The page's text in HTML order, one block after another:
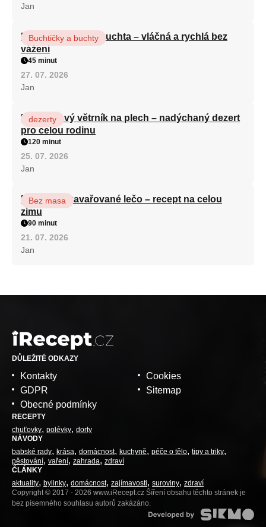
Jan
Hrnková maková buchta – vláčná a rychlá bez
vážení
Buchtičky a buchty
45 minut
27. 07. 2026
Jan
Karamelový větrník na plech – nadýchaný dezert
pro celou rodinu
dezerty
120 minut
25. 07. 2026
Jan
Babiččino zavařované lečo – recept na celou
zimu
Bez masa
90 minut
21. 07. 2026
Jan
DŮLEŽITÉ ODKAZY
Kontakty
GDPR
Obecné podmínky
Cookies
Sitemap
RECEPTY
chuťovky polévky dorty
NÁVODY
babské rady krása domácnost kuchyně péče o tělo tipy a triky
pěstování vaření zahrada
zdraví
ČLÁNKY
aktuality bylinky domácnost zajímavosti suroviny zdraví
Copyright © 2017 - 2026 www.iRecept.cz Šíření obsahu těchto stránek je
bez písemného souhlasu autorů zakázáno.